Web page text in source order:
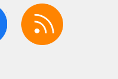
facebook